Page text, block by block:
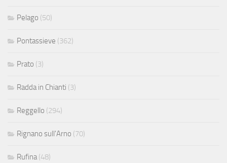
Pelago (50)
Pontassieve (362)
Prato (3)
Radda in Chianti (3)
Reggello (294)
Rignano sull'Arno (70)
Rufina(48)